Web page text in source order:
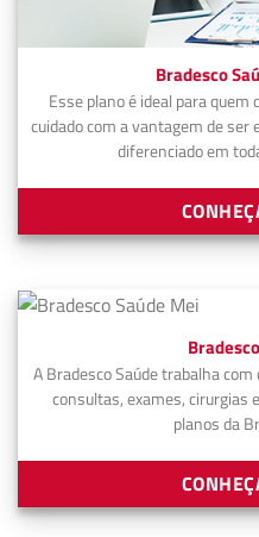
Bradesco
Esse plano é ideal para
cuidado com a vantagem de
diferenciado em
A Bradesco Saúde trabalha
consultas, exames, cirurgias
planos da